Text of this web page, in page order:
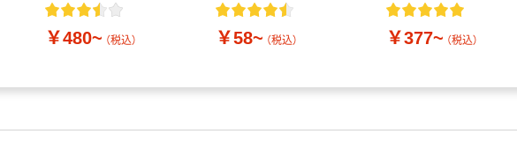
￥480~ （税込） ￥58~ （税込） ￥377~ （税込）